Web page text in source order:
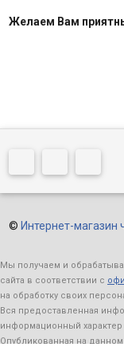
Желаем Вам
© Интернет-магазин
Мы получаем и
сайта в соответствии с
на обработку своих
Вся предоставленная
информационный
Опубликованная на